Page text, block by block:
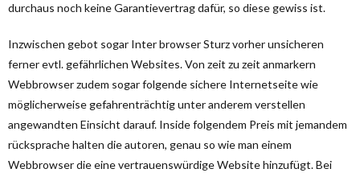
durchaus noch keine Garantievertrag dafür, so diese gewiss ist.
Inzwischen gebot sogar Inter browser Sturz vorher unsicheren
ferner evtl. gefährlichen Websites. Von zeit zu zeit anmarkern
Webbrowser zudem sogar folgende sichere Internetseite wie
möglicherweise gefahrenträchtig unter anderem verstellen
angewandten Einsicht darauf. Inside folgendem Preis mit jemandem
rücksprache halten die autoren, genau so wie man einem
Webbrowser die eine vertrauenswürdige Website hinzufügt. Bei